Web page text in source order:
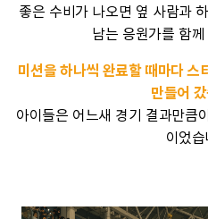
좋은 수비가 나오면 옆 사람과
남는 응원가를 함
미션을 하나씩 완료할 때마다 스
만들어
아이들은 어느새 경기 결과만큼
이었